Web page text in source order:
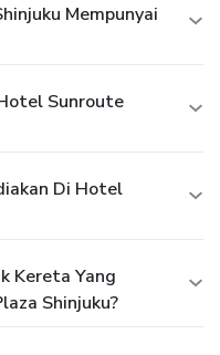
Mempunyai
Sunroute
Di Hotel
Kereta Yang
Shinjuku?